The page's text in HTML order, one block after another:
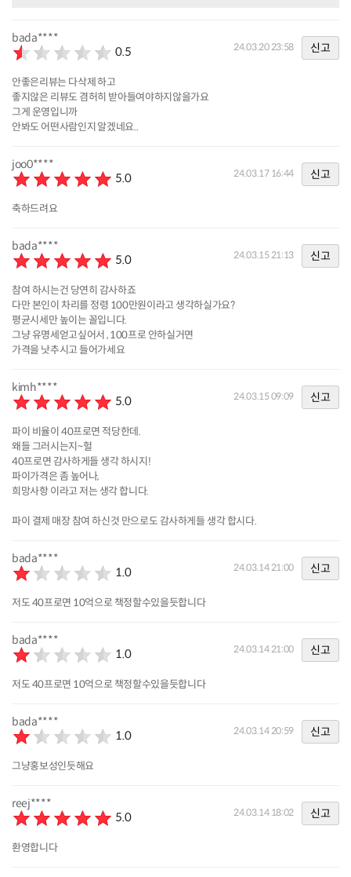
bada****
0.5
24.03.20 23:58 신고
안좋은리뷰는 다삭제 하고
좋지않은 리뷰도 겸허히 받아들여야하지않을가요
그게 운영입니까
안봐도 어떤사람인지 알겠네요..
joo0****
5.0
24.03.17 16:44 신고
축하드려요
bada****
5.0
24.03.15 21:13 신고
참여 하시는건 당연히 감사하죠
다만 본인이 차리를 정령 100만원이라고 생각하실가요?
평균시세만 높이는 꼴입니다.
그냥 유명세얻고싶어서 , 100프로 안하실거면
가격을 낫추시고 들어가세요
kimh****
5.0
24.03.15 09:09 신고
파이 비율이 40프로면 적당한데.
왜들 그러시는지~헐
40프로면 감사하게들 생각 하시지!
파이가격은 좀 높어나,
희망사항 이라고 저는 생각 합니다.
파이 결제 매장 참여 하신것 만으로도 감사하게들 생각 합시다.
bada****
1.0
24.03.14 21:00 신고
저도 40프로면 10억으로 책정할수있을듯합니다
bada****
1.0
24.03.14 21:00 신고
저도 40프로면 10억으로 책정할수있을듯합니다
bada****
1.0
24.03.14 20:59 신고
그냥홍보성인듯해요
reej****
5.0
24.03.14 18:02 신고
환영합니다